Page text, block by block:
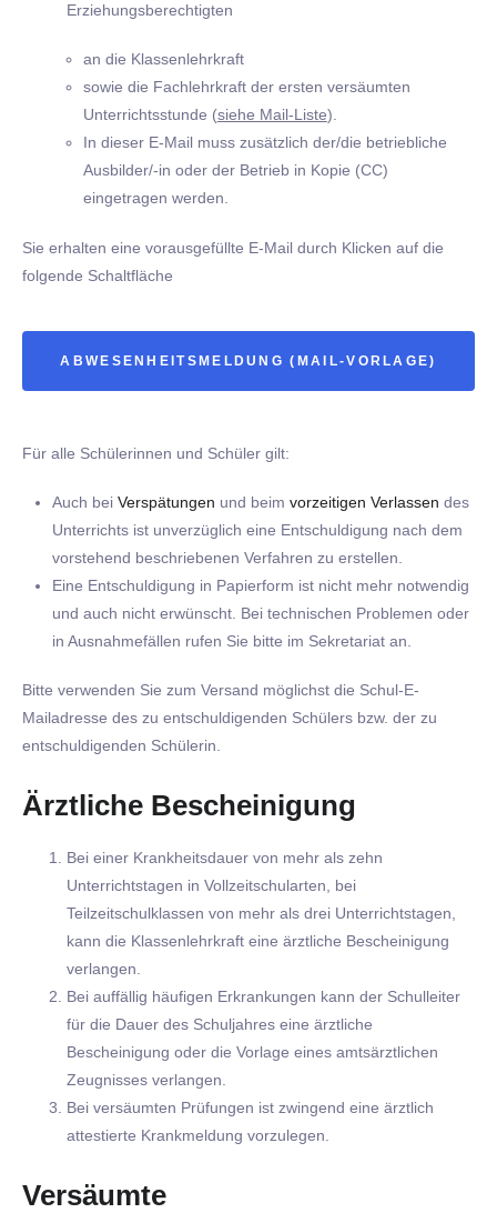
Erziehungsberechtigten
an die Klassenlehrkraft
sowie die Fachlehrkraft der ersten versäumten
Unterrichtsstunde (siehe Mail-Liste).
In dieser E-Mail muss zusätzlich der/die betriebliche
Ausbilder/-in oder der Betrieb in Kopie (CC)
eingetragen werden.
Sie erhalten eine vorausgefüllte E-Mail durch Klicken auf die
folgende Schaltfläche
ABWESENHEITSMELDUNG (MAIL-VORLAGE)
Für alle Schülerinnen und Schüler gilt:
Auch beiVerspätungen und beim vorzeitigen Verlassen des
Unterrichts ist unverzüglich eine Entschuldigung nach dem
vorstehend beschriebenen Verfahren zu erstellen.
Eine Entschuldigung in Papierform ist nicht mehr notwendig
und auch nicht erwünscht. Bei technischen Problemen oder
in Ausnahmefällen rufen Sie bitte im Sekretariat an.
Bitte verwenden Sie zum Versand möglichst die Schul-E-
Mailadresse des zu entschuldigenden Schülers bzw. der zu
entschuldigenden Schülerin.
Ärztliche Bescheinigung
Bei einer Krankheitsdauer von mehr als zehn
Unterrichtstagen in Vollzeitschularten, bei
Teilzeitschulklassen von mehr als drei Unterrichtstagen,
kann die Klassenlehrkraft eine ärztliche Bescheinigung
verlangen.
Bei auffällig häufigen Erkrankungen kann der Schulleiter
für die Dauer des Schuljahres eine ärztliche
Bescheinigung oder die Vorlage eines amtsärztlichen
Zeugnisses verlangen.
Bei versäumten Prüfungen ist zwingend eine ärztlich
attestierte Krankmeldung vorzulegen.
Versäumte